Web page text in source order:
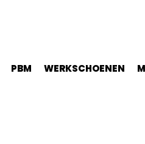
PBM WERKSCHOENEN